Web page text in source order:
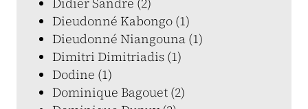
Dieudonné Kabongo (1)
Dieudonné Niangouna (1)
Dimitri Dimitriadis (1)
Dodine (1)
Dominique Bagouet (2)